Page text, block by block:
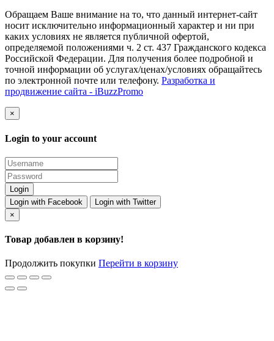
Обращаем Ваше внимание на то, что данный интернет-сайт
носит исключительно информационный характер и ни при
каких условиях не является публичной офертой,
определяемой положениями ч. 2 ст. 437 Гражданского кодекса
Российской Федерации. Для получения более подробной и
точной информации об услугах/ценах/условиях обращайтесь
по электронной почте или телефону. Разработка и
продвижение сайта - iBuzzPromo
×
Login to your account
Login with Facebook
Login with Twitter
×
Товар добавлен в корзину!
Продолжить покупки Перейти в корзину